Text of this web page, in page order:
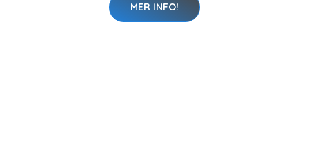
MER INFO!